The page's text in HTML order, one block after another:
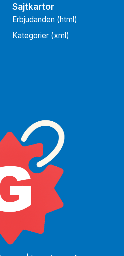
Sajtkartor
Erbjudanden (html)
Kategorier (xml)